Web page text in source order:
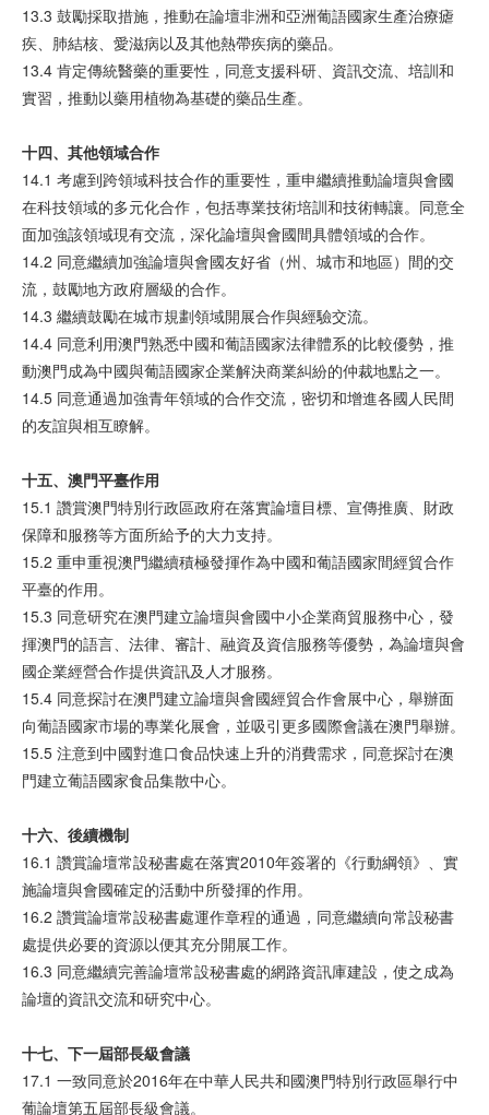
13.3 鼓勵採取措施，推動在論壇非洲和亞洲葡語國家生產治療瘧
疾、肺結核、愛滋病以及其他熱帶疾病的藥品。
13.4 肯定傳統醫藥的重要性，同意支援科研、資訊交流、培訓和
實習，推動以藥用植物為基礎的藥品生產。
十四、其他領域合作
14.1 考慮到跨領域科技合作的重要性，重申繼續推動論壇與會國
在科技領域的多元化合作，包括專業技術培訓和技術轉讓。同意全
面加強該領域現有交流，深化論壇與會國間具體領域的合作。
14.2 同意繼續加強論壇與會國友好省（州、城市和地區）間的交
流，鼓勵地方政府層級的合作。
14.3 繼續鼓勵在城市規劃領域開展合作與經驗交流。
14.4 同意利用澳門熟悉中國和葡語國家法律體系的比較優勢，推
動澳門成為中國與葡語國家企業解決商業糾紛的仲裁地點之一。
14.5 同意通過加強青年領域的合作交流，密切和增進各國人民間
的友誼與相互瞭解。
十五、澳門平臺作用
15.1 讚賞澳門特別行政區政府在落實論壇目標、宣傳推廣、財政
保障和服務等方面所給予的大力支持。
15.2 重申重視澳門繼續積極發揮作為中國和葡語國家間經貿合作
平臺的作用。
15.3 同意研究在澳門建立論壇與會國中小企業商貿服務中心，發
揮澳門的語言、法律、審計、融資及資信服務等優勢，為論壇與會
國企業經營合作提供資訊及人才服務。
15.4 同意探討在澳門建立論壇與會國經貿合作會展中心，舉辦面
向葡語國家市場的專業化展會，並吸引更多國際會議在澳門舉辦。
15.5 注意到中國對進口食品快速上升的消費需求，同意探討在澳
門建立葡語國家食品集散中心。
十六、後續機制
16.1 讚賞論壇常設秘書處在落實2010年簽署的《行動綱領》、實
施論壇與會國確定的活動中所發揮的作用。
16.2 讚賞論壇常設秘書處運作章程的通過，同意繼續向常設秘書
處提供必要的資源以便其充分開展工作。
16.3 同意繼續完善論壇常設秘書處的網路資訊庫建設，使之成為
論壇的資訊交流和研究中心。
十七、下一屆部長級會議
17.1 一致同意於2016年在中華人民共和國澳門特別行政區舉行中
葡論壇第五屆部長級會議。